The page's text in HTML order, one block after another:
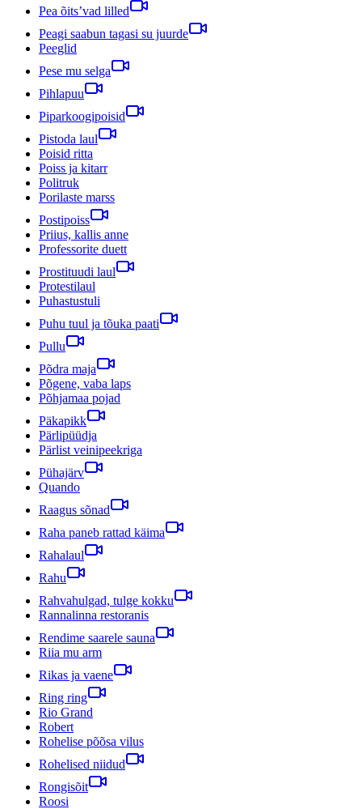
Pea õits’vad lilled
Peagi saabun tagasi su juurde
Peeglid
Pese mu selga
Pihlapuu
Piparkoogipoisid
Pistoda laul
Poisid ritta
Poiss ja kitarr
Politruk
Porilaste marss
Postipoiss
Priius, kallis anne
Professorite duett
Prostituudi laul
Protestilaul
Puhastustuli
Puhu tuul ja tõuka paati
Pullu
Põdra maja
Põgene, vaba laps
Põhjamaa pojad
Päkapikk
Pärlipüüdja
Pärlist veinipeekriga
Pühajärv
Quando
Raagus sõnad
Raha paneb rattad käima
Rahalaul
Rahu
Rahvahulgad, tulge kokku
Rannalinna restoranis
Rendime saarele sauna
Riia mu arm
Rikas ja vaene
Ring ring
Rio Grand
Robert
Rohelise põõsa vilus
Rohelised niidud
Rongisõit
Roosi